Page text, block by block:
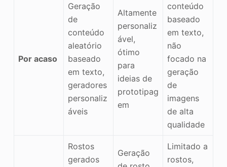
Por acaso
Geração
de
conteúdo
aleatório
baseado
em texto,
geradores
personaliz
áveis
Altamente
personaliz
ável,
ótimo
para
ideias de
prototipag
em
conteúdo
baseado
em texto,
não
focado na
geração
de
imagens
de alta
qualidade
Rostos
gerados
Geração
Limitado a
rostos,